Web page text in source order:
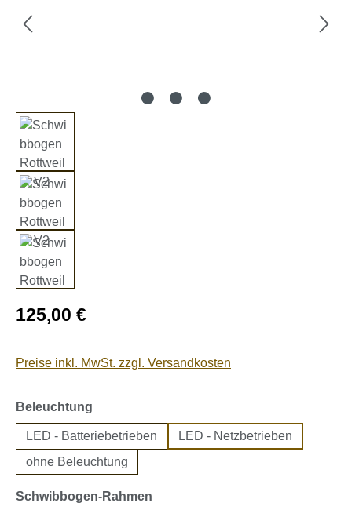
Regulärer Preis:
125,00 €
Preise inkl. MwSt. zzgl. Versandkosten
Beleuchtung
LED - Batteriebetrieben
LED - Netzbetrieben
ohne Beleuchtung
Schwibbogen-Rahmen